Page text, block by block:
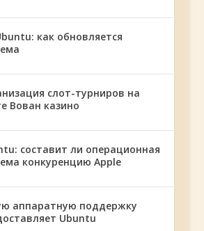
как обновляется
слот-турниров на
Вован казино
составит ли операционная
конкуренцию Apple
аппаратную поддержку
Ubuntu